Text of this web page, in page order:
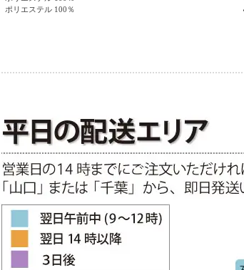
リエステル 100％